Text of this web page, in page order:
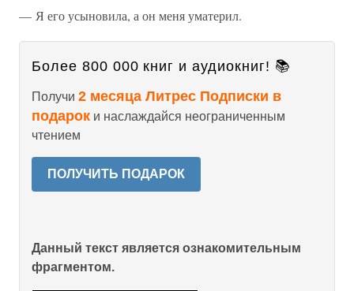
— Я его усыновила, а он меня уматерил.
Более 800 000 книг и аудиокниг! 📚
Получи 2 месяца Литрес Подписки в
подарок и наслаждайся неограниченным
чтением
ПОЛУЧИТЬ ПОДАРОК
Данный текст является ознакомительным
фрагментом.